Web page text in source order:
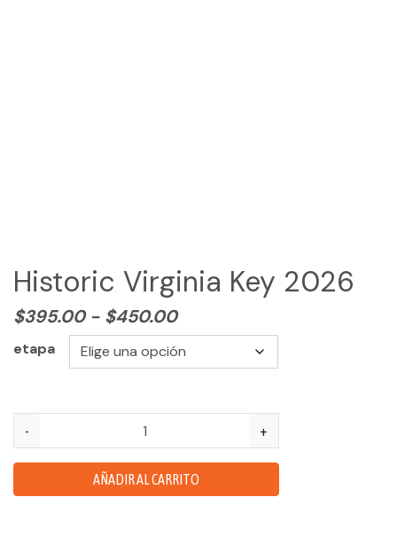
Historic Virginia Key 2026
$395.00 - $450.00Rango
de
precios:
hasta
$450.00
etapa
-
Virginia
Key
+
AÑADIR AL CARRITO